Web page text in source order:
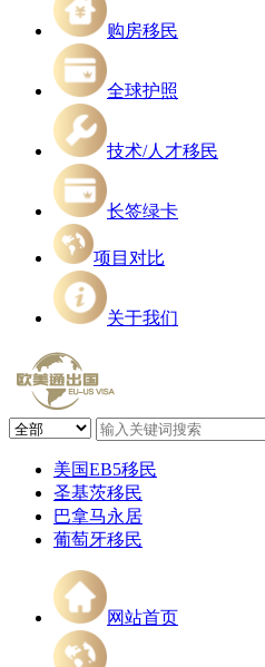
购房移民
全球护照
技术/人才移民
长签绿卡
项目对比
关于我们
美国EB5移民
圣基茨移民
巴拿马永居
葡萄牙移民
网站首页